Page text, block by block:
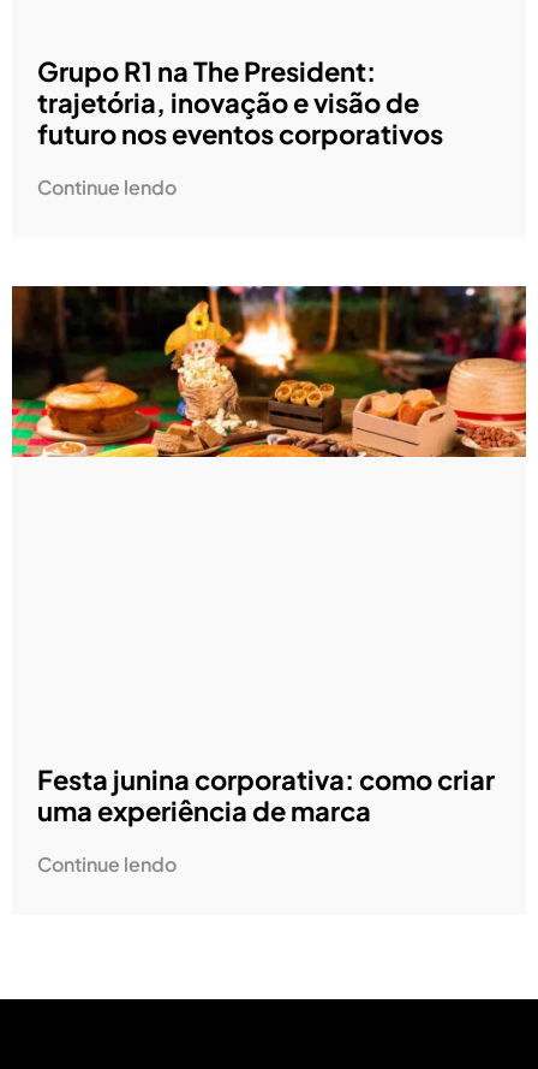
Grupo R1 na The President:
trajetória, inovação e visão de
futuro nos eventos corporativos
Continue lendo
Festa junina corporativa: como criar
uma experiência de marca
Continue lendo